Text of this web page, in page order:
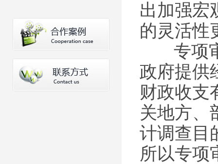
出加强宏
的灵活性
专项审
政府提供
财政收支
关地方、
计调查目
所以专项